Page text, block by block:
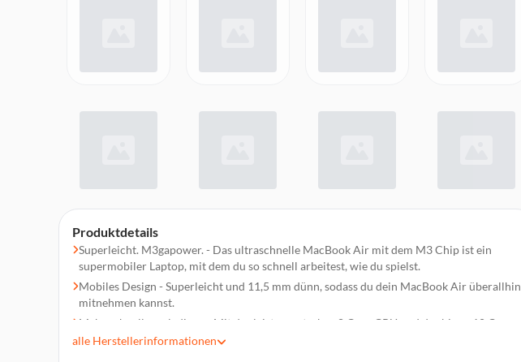
Produktdetails
Superleicht. M3gapower. - Das ultraschnelle MacBook Air mit dem M3 Chip ist ein
supermobiler Laptop, mit dem du so schnell arbeitest, wie du spielst.
Mobiles Design - Superleicht und 11,5 mm dünn, sodass du dein MacBook Air überallhin
mitnehmen kannst.
Mehr schneller erledigen - Mit der leistungsstarken 8 Core CPU und der bis zu 10 Core
GPU des Apple M3 Chip läuft alles flüssig.
alle Herstellerinformationen